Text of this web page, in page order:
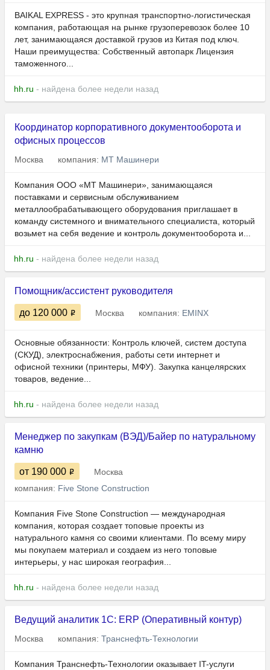
BAIKAL EXPRESS - это крупная транспортно-логистическая
компания, работающая на рынке грузоперевозок более 10
лет, занимающаяся доставкой грузов из Китая под ключ.
Наши преимущества: Собственный автопарк Лицензия
таможенного...
hh.ru - найдена более недели назад
Координатор корпоративного документооборота и
офисных процессов
Москва компания: МТ Машинери
Компания ООО «МТ Машинери», занимающаяся
поставками и сервисным обслуживанием
металлообрабатывающего оборудования приглашает в
команду системного и внимательного специалиста, который
возьмет на себя ведение и контроль документооборота и...
hh.ru - найдена более недели назад
Помощник/ассистент руководителя
до 120 000 Москва компания: EMINX
Основные обязанности: Контроль ключей, систем доступа
(СКУД), электроснабжения, работы сети интернет и
офисной техники (принтеры, МФУ). Закупка канцелярских
товаров, ведение...
hh.ru - найдена более недели назад
Менеджер по закупкам (ВЭД)/Байер по натуральному
камню
от 190 000
Москва
компания: Five Stone Construction
Компания Five Stone Construction — международная
компания, которая создает топовые проекты из
натурального камня со своими клиентами. По всему миру
мы покупаем материал и создаем из него топовые
интерьеры, у нас широкая география...
hh.ru - найдена более недели назад
Ведущий аналитик 1С: ERP (Оперативный контур)
Москва компания: Транснефть-Технологии
Компания Транснефть-Технологии оказывает IT-услуги